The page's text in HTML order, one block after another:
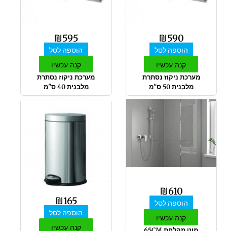
₪590
הוספה לסל
קנה עכשיו
מערכת ניקוז נסתרת
מלבנית 50 ס"מ
₪595
הוספה לסל
קנה עכשיו
מערכת ניקוז נסתרת
מלבנית 40 ס"מ
₪610
הוספה לסל
קנה עכשיו
₪165
הוספה לסל
קנה עכשיו